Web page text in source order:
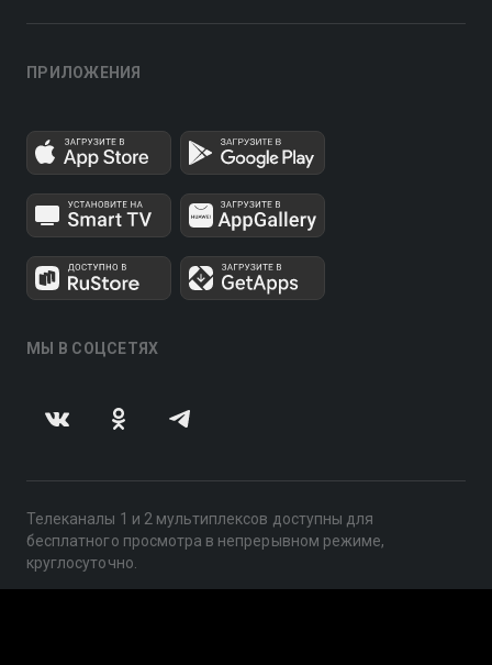
ПРИЛОЖЕНИЯ
МЫ В СОЦСЕТЯХ
Телеканалы 1 и 2 мультиплексов доступны для
бесплатного просмотра в непрерывном режиме,
круглосуточно.